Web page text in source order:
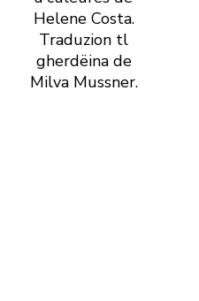
Helene Costa.
Traduzion tl
gherdëina de
Milva Mussner.